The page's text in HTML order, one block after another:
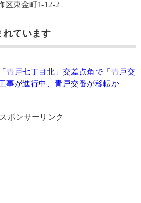
区東金町1-12-2
れています
青戸七丁目北」交差点角で「青戸交
事が進行中、青戸交番が移転か
スポンサーリンク